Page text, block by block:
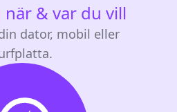
& var du vill
dator, mobil eller